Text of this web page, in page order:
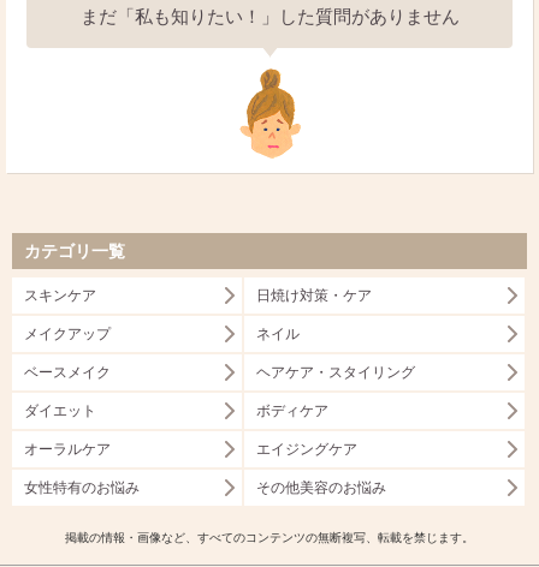
まだ「私も知りたい！」した質問がありません
カテゴリ一覧
スキンケア 日焼け対策・ケア
メイクアップ ネイル
ベースメイク ヘアケア・スタイリング
ダイエット ボディケア
オーラルケア エイジングケア
女性特有のお悩み その他美容のお悩み
掲載の情報・画像など、すべてのコンテンツの無断複写、転載を禁じます。